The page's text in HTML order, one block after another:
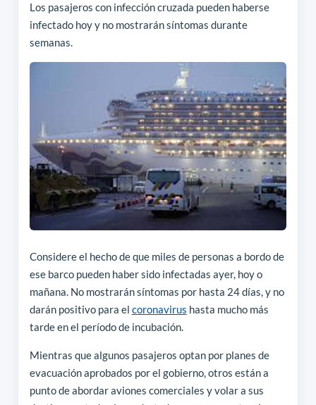
Los pasajeros con infección cruzada pueden haberse
infectado hoy y no mostrarán síntomas durante
semanas.
Considere el hecho de que miles de personas a bordo de
ese barco pueden haber sido infectadas ayer, hoy o
mañana. No mostrarán síntomas por hasta 24 días, y no
darán positivo para el coronavirus hasta mucho más
tarde en el período de incubación.
Mientras que algunos pasajeros optan por planes de
evacuación aprobados por el gobierno, otros están a
punto de abordar aviones comerciales y volar a sus